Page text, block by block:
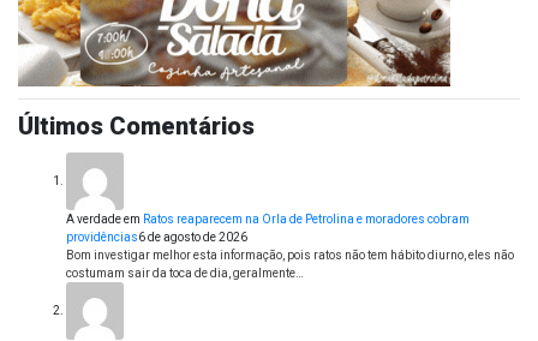
Últimos Comentários
A verdadeem Ratos reaparecem na Orla de Petrolina e moradores cobram
providências6 de agosto de 2026
Bom investigar melhor esta informação, pois ratos não tem hábito diurno, eles não
costumam sair da toca de dia, geralmente…